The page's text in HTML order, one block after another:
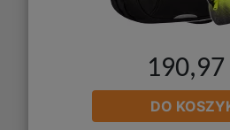
190,97
DO